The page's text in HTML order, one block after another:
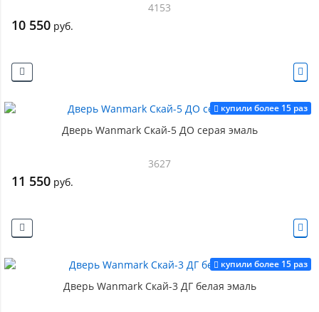
4153
10 550 руб.
купили более 15 раз
Дверь Wanmark Скай-5 ДО серая эмаль
3627
11 550 руб.
купили более 15 раз
Дверь Wanmark Скай-3 ДГ белая эмаль